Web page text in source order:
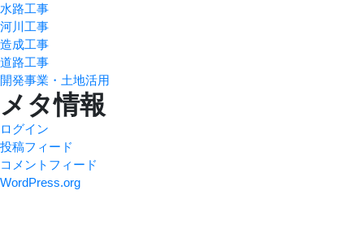
水路工事
河川工事
造成工事
道路工事
開発事業・土地活用
メタ情報
ログイン
投稿フィード
コメントフィード
WordPress.org